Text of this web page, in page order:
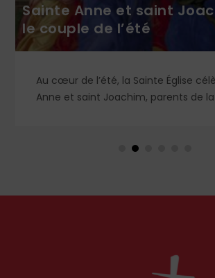
Sainte Anne et saint
le couple de l’été
Au cœur de l’été, la Sainte Église
Anne et saint Joachim, parents de
en Orient qu’en Occident, célèbre